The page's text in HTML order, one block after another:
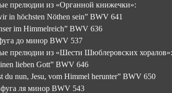
прелюдии из «Органной книжечки»:
in höchsten Nöthen sein” BWV 641
im Himmelreich” BWV 636
до минор BWV 537
прелюдии из «Шести Шюблеровских хоралов»:
lieben Gott” BWV 646
du nun, Jesu, vom Himmel herunter” BWV 650
ля минор BWV 543